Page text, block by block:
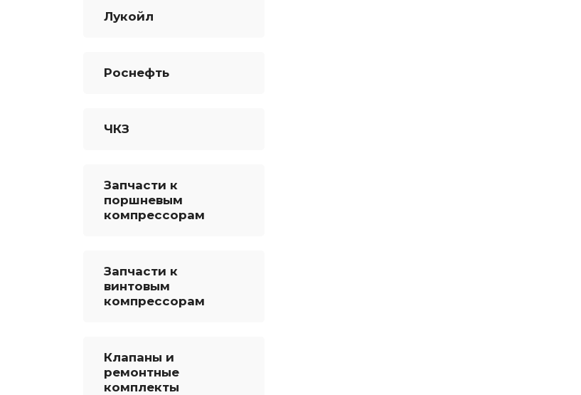
Лукойл
Роснефть
ЧКЗ
Запчасти к
поршневым
компрессорам
Запчасти к
винтовым
компрессорам
Клапаны и
ремонтные
комплекты